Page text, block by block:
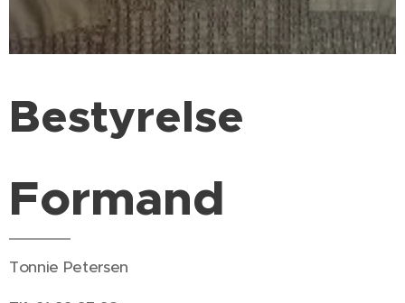
Bestyrelse
Formand
Tonnie Petersen